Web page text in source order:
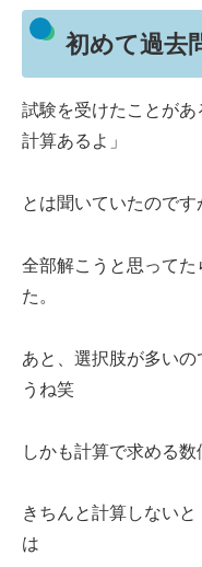
初めて過去
試験を受けたことが
計算あるよ」
とは聞いていたのです
全部解こうと思って
た。
あと、選択肢が多い
うね笑
しかも計算で求める
きちんと計算しない
は